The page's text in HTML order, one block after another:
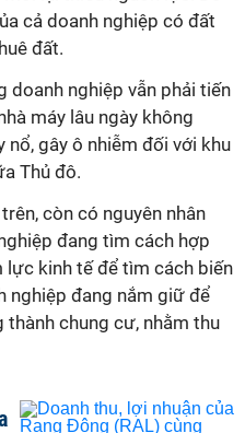
cả doanh nghiệp có đất
đất.
doanh nghiệp vẫn phải tiến
máy lâu ngày không
gây ô nhiễm đối với khu
Thủ đô.
còn có nguyên nhân
đang tìm cách hợp
kinh tế để tìm cách biến
nghiệp đang nắm giữ để
chung cư, nhằm thu